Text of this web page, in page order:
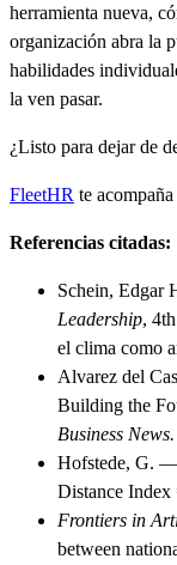
herramienta nueva,
organización abra la
habilidades
la ven pasar.
¿Listo para dejar de
FleetHR te
Referencias citadas:
Schein, Edgar
Leadership,
el clima como
Alvarez del
Building the
Business News.
Hofstede, G.
Distance Index
Frontiers in
between